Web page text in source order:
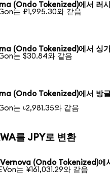
(Ondo Tokenized)에서 러
는 ₽1,995.30와 같음
(Ondo Tokenized)에서 싱
는 $30.84와 같음
(Ondo Tokenized)에서 방
는 ৳2,981.35와 같음
를 JPY로 변환
Vernova (Ondo Tokenized)에
는 ¥161,031.29와 같음